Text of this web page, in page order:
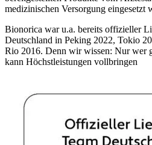
medizinischen Versorgung eingesetzt
Bionorica war u.a. bereits offizieller
Deutschland in Peking 2022, Tokio
Rio 2016. Denn wir wissen: Nur wer
kann Höchstleistungen vollbringen